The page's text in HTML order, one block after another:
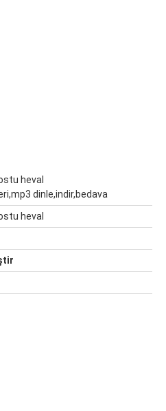
heval
dinle,indir,bedava
heval